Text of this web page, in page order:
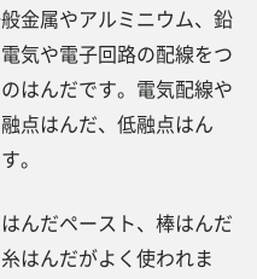
金属やアルミニウム、鉛
気や電子回路の配線をつ
はんだです。電気配線や
点はんだ、低融点はん
。
んだペースト、棒はんだ
はんだがよく使われま